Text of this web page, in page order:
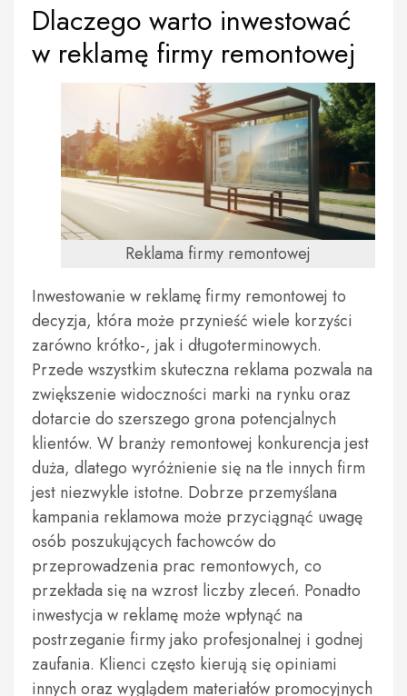
Dlaczego warto inwestować
w reklamę firmy remontowej
Reklama firmy remontowej
Inwestowanie w reklamę firmy remontowej to
decyzja, która może przynieść wiele korzyści
zarówno krótko-, jak i długoterminowych.
Przede wszystkim skuteczna reklama pozwala na
zwiększenie widoczności marki na rynku oraz
dotarcie do szerszego grona potencjalnych
klientów. W branży remontowej konkurencja jest
duża, dlatego wyróżnienie się na tle innych firm
jest niezwykle istotne. Dobrze przemyślana
kampania reklamowa może przyciągnąć uwagę
osób poszukujących fachowców do
przeprowadzenia prac remontowych, co
przekłada się na wzrost liczby zleceń. Ponadto
inwestycja w reklamę może wpłynąć na
postrzeganie firmy jako profesjonalnej i godnej
zaufania. Klienci często kierują się opiniami
innych oraz wyglądem materiałów promocyjnych